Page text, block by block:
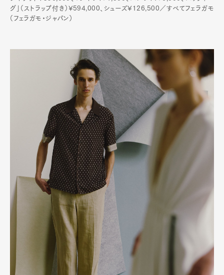
グ」（ストラップ付き）¥594,000、シューズ¥126,500／すべてフェラガモ
（フェラガモ・ジャパン）